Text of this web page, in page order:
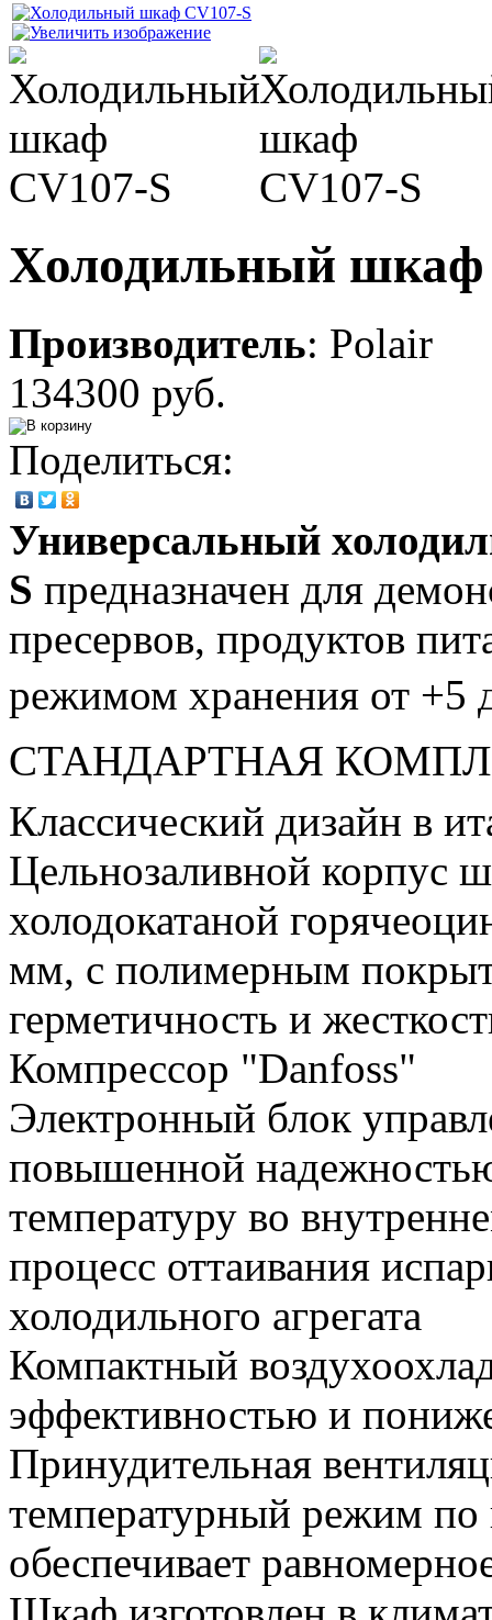
Холодильный шкаф
Производитель: Polair
134300 руб.
Поделиться:
Универсальный
S предназначен для
пресервов, продуктов
режимом хранения от +5
СТАНДАРТНАЯ
Классический дизайн в
Цельнозаливной корпус
холодокатаной
мм, с полимерным
герметичность и
Компрессор "Danfoss"
Электронный блок
повышенной
температуру во
процесс оттаивания
холодильного агрегата
Компактный
эффективностью и
Принудительная
температурный режим по
обеспечивает